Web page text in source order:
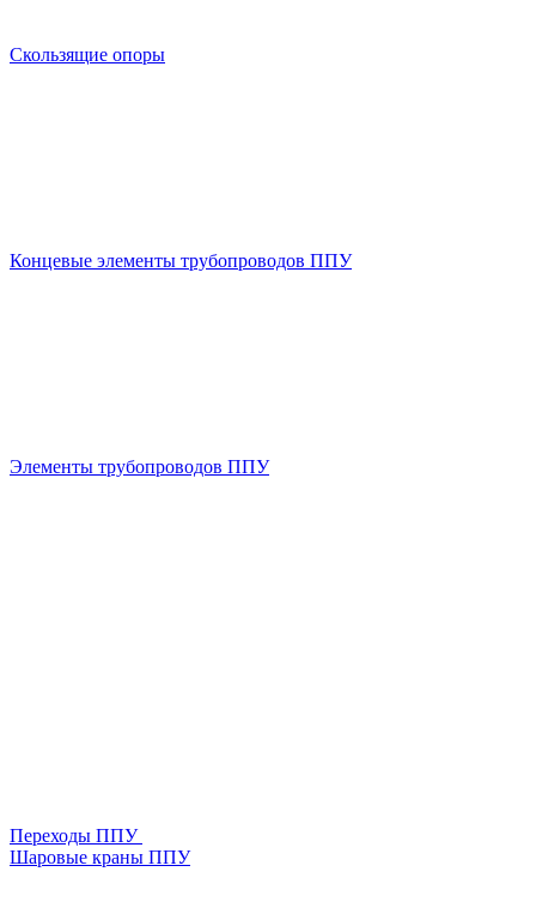
Скользящие опоры
Концевые элементы трубопроводов ППУ
Элементы трубопроводов ППУ
Переходы ППУ
Шаровые краны ППУ